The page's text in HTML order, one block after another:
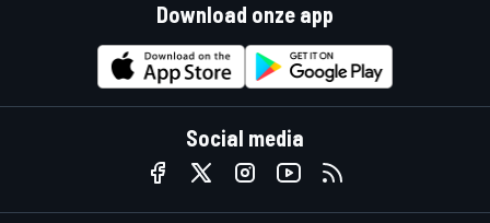
Download onze app
Social media